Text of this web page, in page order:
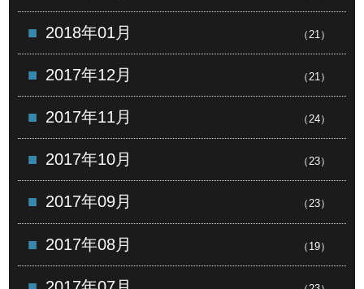
2018年01月 （21）
2017年12月 （21）
2017年11月 （24）
2017年10月 （23）
2017年09月 （23）
2017年08月 （19）